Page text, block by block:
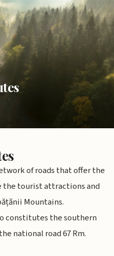
of roads that offer the
tourist attractions and
Mountains.
constitutes the southern
national road 67 Rm.